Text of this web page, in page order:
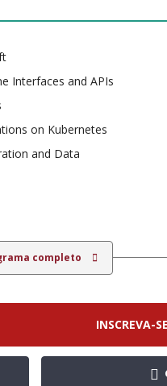
Interfaces and APIs
on Kubernetes
and Data
completo
INSCREVA-